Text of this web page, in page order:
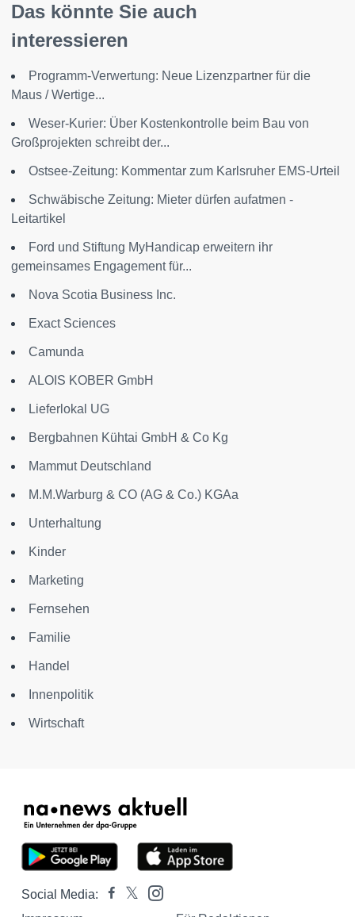
Das könnte Sie auch
interessieren
Programm-Verwertung: Neue Lizenzpartner für die
Maus / Wertige...
Weser-Kurier: Über Kostenkontrolle beim Bau von
Großprojekten schreibt der...
Ostsee-Zeitung: Kommentar zum Karlsruher EMS-Urteil
Schwäbische Zeitung: Mieter dürfen aufatmen -
Leitartikel
Ford und Stiftung MyHandicap erweitern ihr
gemeinsames Engagement für...
Nova Scotia Business Inc.
Exact Sciences
Camunda
ALOIS KOBER GmbH
Lieferlokal UG
Bergbahnen Kühtai GmbH & Co Kg
Mammut Deutschland
M.M.Warburg & CO (AG & Co.) KGAa
Unterhaltung
Kinder
Marketing
Fernsehen
Familie
Handel
Innenpolitik
Wirtschaft
Social Media: